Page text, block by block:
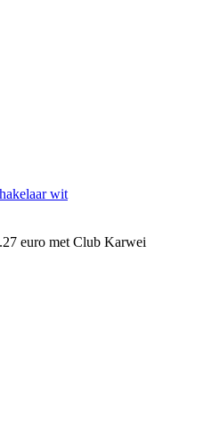
wit
euro met Club Karwei